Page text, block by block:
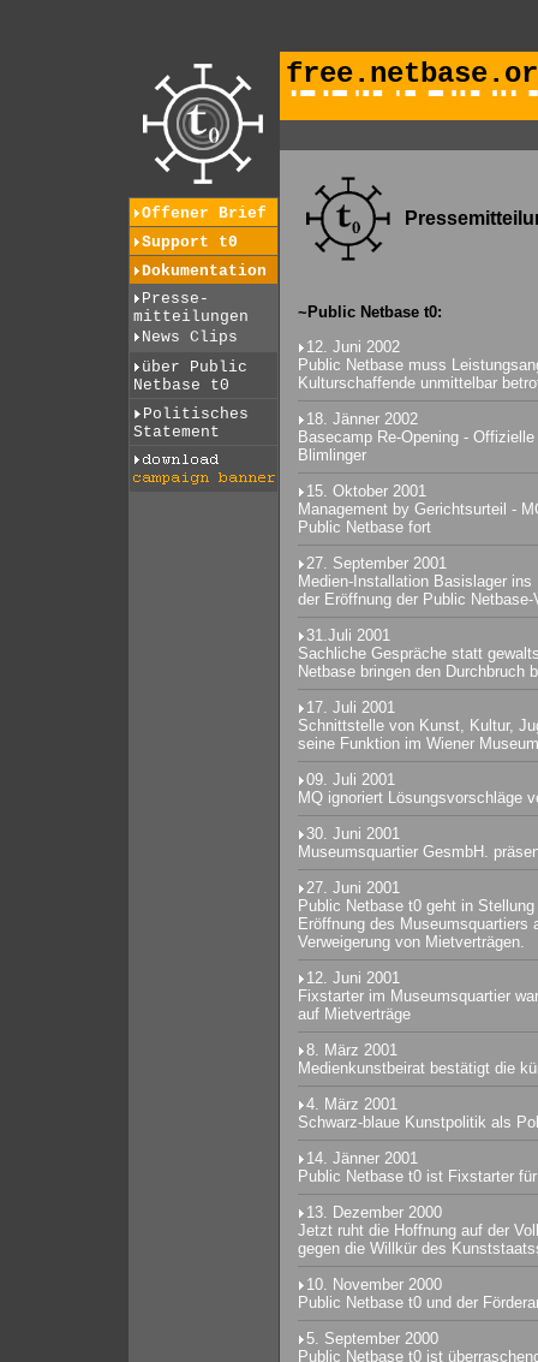
Offener Brief
Support t0
Dokumentation
Presse-
mitteilungen
News Clips
über Public
Netbase t0
Politisches
Statement
~Public Netbase t0:
12. Juni 2002
Public Netbase muss
Kulturschaffende unmittelbar
18. Jänner 2002
Basecamp Re-Opening -
Blimlinger
15. Oktober 2001
Management by Gerichtsurteil -
Public Netbase fort
27. September 2001
Medien-Installation Basislager
der Eröffnung der Public
31.Juli 2001
Sachliche Gespräche statt
Netbase bringen den Durchbruch
17. Juli 2001
Schnittstelle von Kunst, Kultur,
seine Funktion im Wiener
09. Juli 2001
MQ ignoriert Lösungsvorschläge
30. Juni 2001
Museumsquartier GesmbH.
27. Juni 2001
Public Netbase t0 geht in
Eröffnung des Museumsquartiers
Verweigerung von Mietverträgen.
12. Juni 2001
Fixstarter im Museumsquartier
auf Mietverträge
8. März 2001
Medienkunstbeirat bestätigt die
4. März 2001
Schwarz-blaue Kunstpolitik als
14. Jänner 2001
Public Netbase t0 ist Fixstarter
13. Dezember 2000
Jetzt ruht die Hoffnung auf der
gegen die Willkür des
10. November 2000
Public Netbase t0 und der
5. September 2000
Public Netbase t0 ist